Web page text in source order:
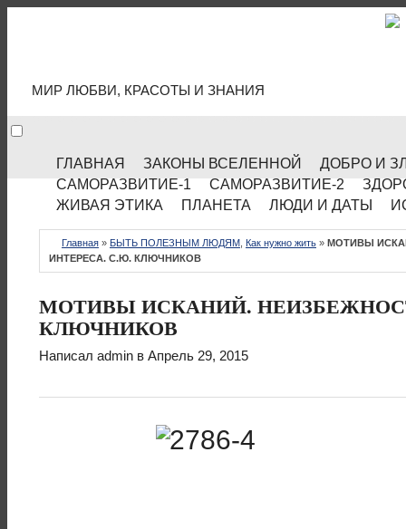
МИР ЛЮБВИ, КРАСОТЫ И ЗНАНИЯ
ГЛАВНАЯ ЗАКОНЫ ВСЕЛЕННОЙ
ДОБРО И
САМОРАЗВИТИЕ-1
САМОРАЗВИТИЕ-2
ЖИВАЯ ЭТИКА
ПЛАНЕТА ЛЮДИ И ДАТЫ
Главная » БЫТЬ ПОЛЕЗНЫМ ЛЮДЯМ Как нужно жить » МОТИВЫ
ИНТЕРЕСА. С.Ю. КЛЮЧНИКОВ
МОТИВЫ ИСКАНИЙ.
КЛЮЧНИКОВ
Написал admin в Апрель 29, 2015